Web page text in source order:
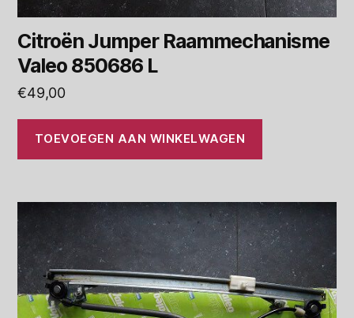
Citroën Jumper Raammechanisme
Valeo 850686 L
€49,00
TOEVOEGEN AAN WINKELWAGEN